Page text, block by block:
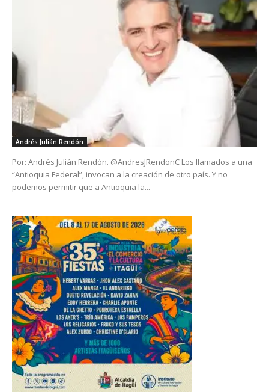
Andrés Julián Rendón
Por: Andrés Julián Rendón. @AndresJRendonC Los llamados a una
“Antioquia Federal”, invocan a la creación de otro país. Y no
podemos permitir que a Antioquia la...